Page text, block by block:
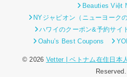
Beauties Việt
NYジャピオン（ニューヨーク
ハワイのクーポン&予約サイ
Oahu’s Best Coupons
© 2026 Vetter | ベトナム在住日本
Reserved.